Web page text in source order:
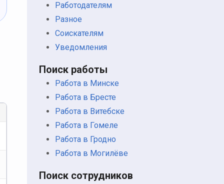
Работодателям
Разное
Соискателям
Уведомления
Поиск работы
Работа в Минске
Работа в Бресте
Работа в Витебске
Работа в Гомеле
Работа в Гродно
Работа в Могилёве
Поиск сотрудников